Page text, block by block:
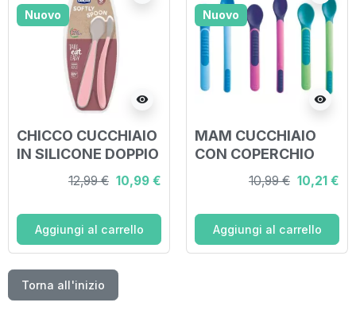
Nuovo
visibility
CHICCO CUCCHIAIO
IN SILICONE DOPPIO
ROSA 6M+
12,99 € 10,99 €
Aggiungi al carrello
Nuovo
visibility
MAM CUCCHIAIO
CON COPERCHIO
10,99 € 10,21 €
Aggiungi al carrello
Torna all'inizio